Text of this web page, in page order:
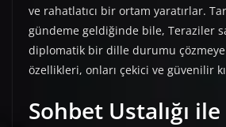
ve rahatlatıcı bir ortam yaratırlar.
gündeme geldiğinde bile, Teraziler
diplomatik bir dille durumu çözmeye
özellikleri, onları çekici ve güvenilir
Sohbet Ustalığı